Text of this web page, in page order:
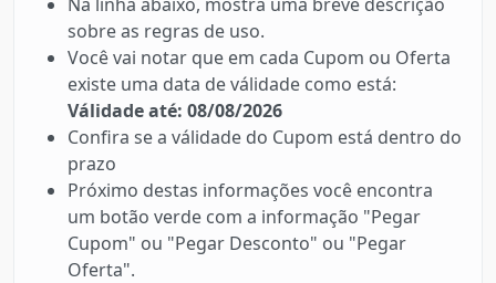
sobre as regras de uso.
Você vai notar que em cada Cupom ou Oferta
existe uma data de válidade como está:
Válidade até: 08/08/2026
Confira se a válidade do Cupom está dentro do
prazo
Próximo destas informações você encontra
um botão verde com a informação "Pegar
Cupom" ou "Pegar Desconto" ou "Pegar
Oferta".